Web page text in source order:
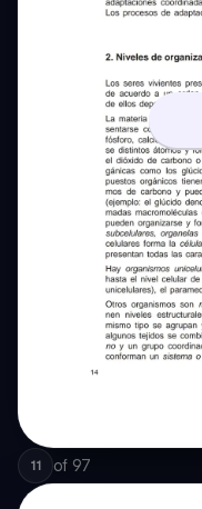
11 of 97